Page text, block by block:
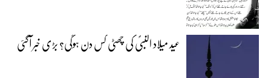
عید میلاد النبیؐ کی چھٹی کس دن ہوگی؟ بڑی خبر آگئی